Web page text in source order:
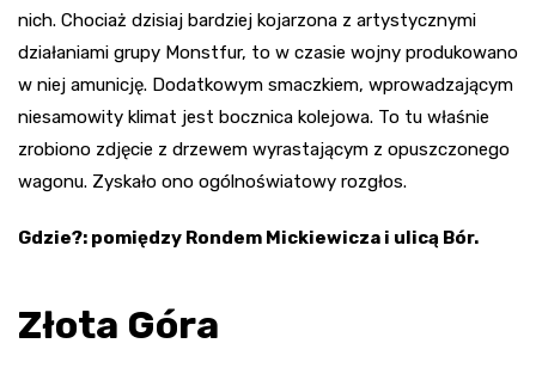
nich. Chociaż dzisiaj bardziej kojarzona z artystycznymi
działaniami grupy Monstfur, to w czasie wojny produkowano
w niej amunicję. Dodatkowym smaczkiem, wprowadzającym
niesamowity klimat jest bocznica kolejowa. To tu właśnie
zrobiono zdjęcie z drzewem wyrastającym z opuszczonego
wagonu. Zyskało ono ogólnoświatowy rozgłos.
Gdzie?: pomiędzy Rondem Mickiewicza i ulicą Bór.
Złota Góra